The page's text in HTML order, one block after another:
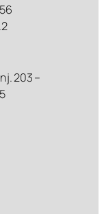
203 –